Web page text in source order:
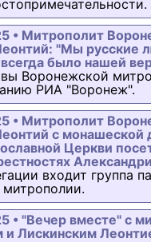
• Митрополит
"Мы русские
было нашей
Воронежской
РИА "Воронеж".
• Митрополит
с монашеской
Церкви
входит группа
• "Вечер вместе" с
и Лискинским